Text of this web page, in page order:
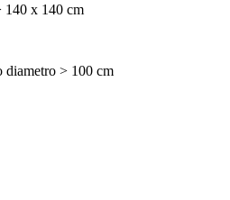
140 x 140 cm
diametro > 100 cm